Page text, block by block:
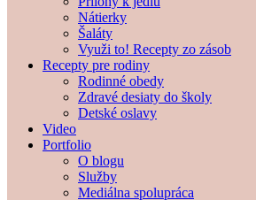
Nátierky
Šaláty
Využi to! Recepty zo zásob
Recepty pre rodiny
Rodinné obedy
Zdravé desiaty do školy
Detské oslavy
Video
Portfolio
O blogu
Služby
Mediálna spolupráca